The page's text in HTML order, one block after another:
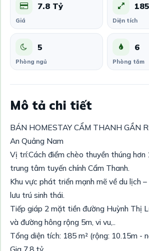
7.8 Tỷ
Giá Diện tích
5
Phòng ngủ
6
Phòng tắm
Mô tả chi tiết
BÁN HOMESTAY CẨM THANH GẦN
An Quảng Nam
Vị trí:Cách điểm chèo thuyền thúng hơn
trung tâm tuyến chính Cẩm Thanh.
Khu vực phát triển mạnh mẽ về du lịch
lưu trú sinh thái.
Tiếp giáp 2 mặt tiền đường Huỳnh Thị
và đường hông rộng 5m, vi vu,..
Tổng diện tích: 185 m² (rộng: 10.15m -
Gia 7.8 tỷ